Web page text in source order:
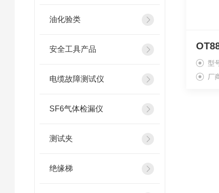
油化验类
安全工具产品
电缆故障测试仪
SF6气体检漏仪
测试夹
绝缘梯
型
厂